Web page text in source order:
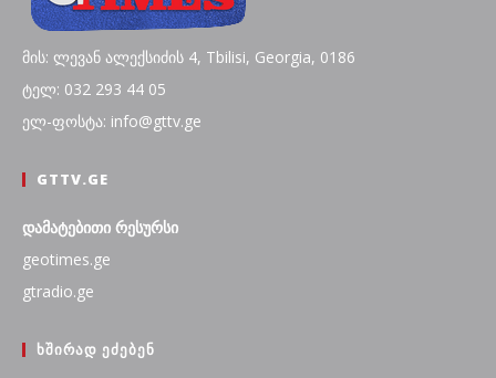
მის: ლევან ალექსიძის 4, Tbilisi, Georgia, 0186
ტელ: 032 293 44 05
ელ-ფოსტა: info@gttv.ge
GTTV.GE
დამატებითი რესურსი
geotimes.ge
gtradio.ge
ᲮᲨᲘᲠᲐᲓ ᲔᲫᲔᲑᲔᲜ